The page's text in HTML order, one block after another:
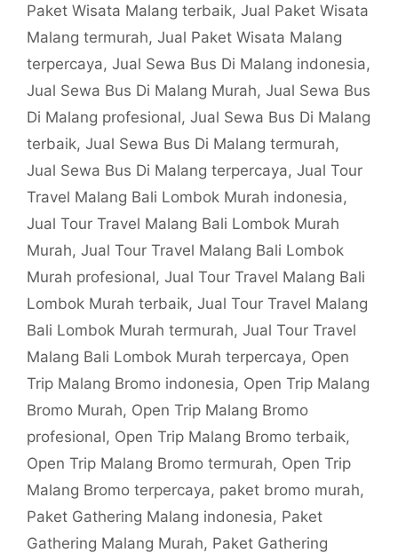
Paket Wisata Malang terbaik, Jual Paket Wisata
Malang termurah, Jual Paket Wisata Malang
terpercaya, Jual Sewa Bus Di Malang indonesia,
Jual Sewa Bus Di Malang Murah, Jual Sewa Bus
Di Malang profesional, Jual Sewa Bus Di Malang
terbaik, Jual Sewa Bus Di Malang termurah,
Jual Sewa Bus Di Malang terpercaya, Jual Tour
Travel Malang Bali Lombok Murah indonesia,
Jual Tour Travel Malang Bali Lombok Murah
Murah, Jual Tour Travel Malang Bali Lombok
Murah profesional, Jual Tour Travel Malang Bali
Lombok Murah terbaik, Jual Tour Travel Malang
Bali Lombok Murah termurah, Jual Tour Travel
Malang Bali Lombok Murah terpercaya, Open
Trip Malang Bromo indonesia, Open Trip Malang
Bromo Murah, Open Trip Malang Bromo
profesional, Open Trip Malang Bromo terbaik,
Open Trip Malang Bromo termurah, Open Trip
Malang Bromo terpercaya, paket bromo murah,
Paket Gathering Malang indonesia, Paket
Gathering Malang Murah, Paket Gathering